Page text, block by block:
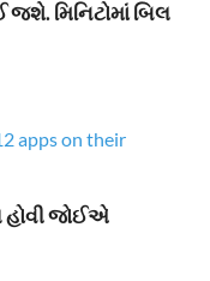
મિનિટોમાં બિલ
હોવી જોઈએ